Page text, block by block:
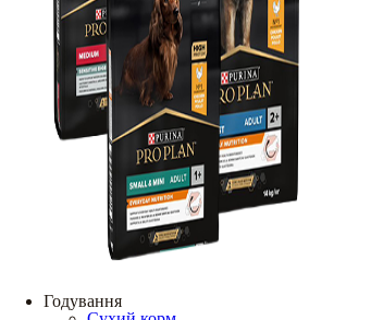
Годування